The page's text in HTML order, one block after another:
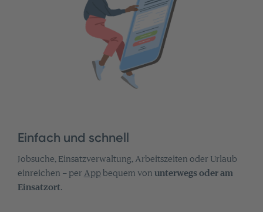
Einfach und schnell
Jobsuche, Einsatzverwaltung, Arbeitszeiten oder Urlaub
einreichen – per Appbequem von unterwegs oder am
Einsatzort.